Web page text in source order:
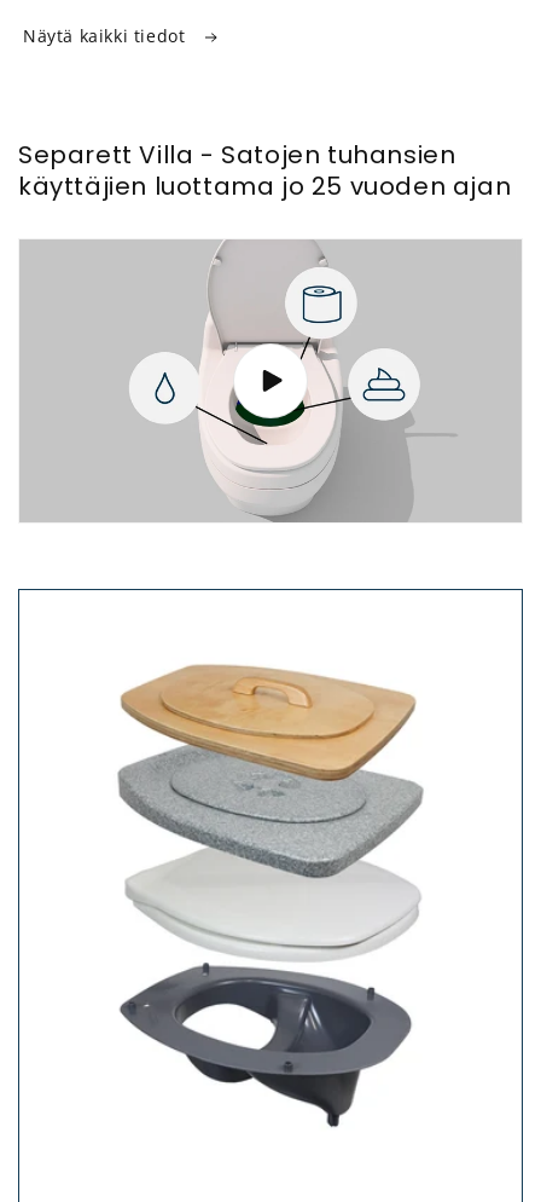
Näytä kaikki tiedot
Separett Villa - Satojen tuhansien
käyttäjien luottama jo 25 vuoden ajan